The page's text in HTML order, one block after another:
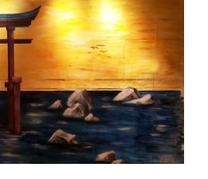
んbar海上的鳥居
Collaboration商業合作